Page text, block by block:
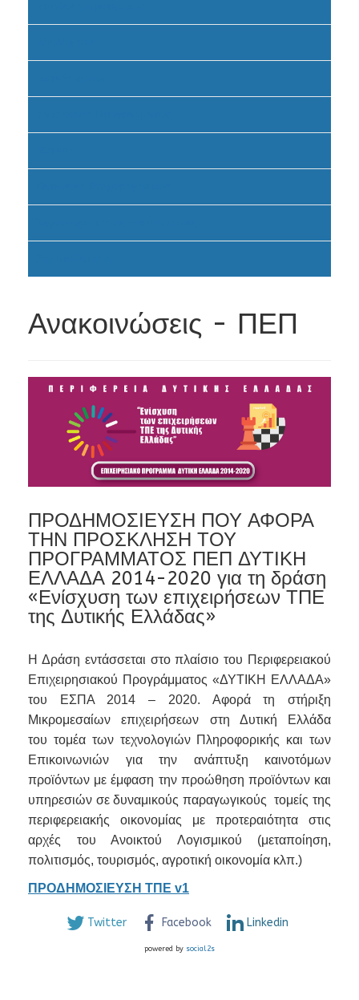
Ανακοινώσεις - ΠΕΠ
ΠΡΟΔΗΜΟΣΙΕΥΣΗ ΠΟΥ ΑΦΟΡΑ
ΤΗΝ ΠΡΟΣΚΛΗΣΗ ΤΟΥ
ΠΡΟΓΡΑΜΜΑΤΟΣ ΠΕΠ ΔΥΤΙΚΗ
ΕΛΛΑΔΑ 2014-2020 για τη δράση
«Ενίσχυση των επιχειρήσεων ΤΠΕ
της Δυτικής Ελλάδας»
Η Δράση εντάσσεται στο πλαίσιο του Περιφερειακού
Επιχειρησιακού Προγράμματος «ΔΥΤΙΚΗ ΕΛΛΑΔΑ»
του ΕΣΠΑ 2014 – 2020. Αφορά τη στήριξη
Μικρομεσαίων επιχειρήσεων στη Δυτική Ελλάδα
του τομέα των τεχνολογιών Πληροφορικής και των
Επικοινωνιών για την ανάπτυξη καινοτόμων
προϊόντων με έμφαση την προώθηση προϊόντων και
υπηρεσιών σε δυναμικούς παραγωγικούς τομείς της
περιφερειακής οικονομίας με προτεραιότητα στις
αρχές του Ανοικτού Λογισμικού (μεταποίηση,
πολιτισμός, τουρισμός, αγροτική οικονομία κλπ.)
ΠΡΟΔΗΜΟΣΙΕΥΣΗ ΤΠΕ v1
Twitter Facebook Linkedin
powered by social2s